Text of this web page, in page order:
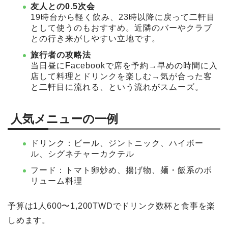
友人との0.5次会
19時台から軽く飲み、23時以降に戻って二軒目
として使うのもおすすめ。近隣のバーやクラブ
との行き来がしやすい立地です。
旅行者の攻略法
当日昼にFacebookで席を予約→早めの時間に入
店して料理とドリンクを楽しむ→気が合った客
と二軒目に流れる、という流れがスムーズ。
人気メニューの一例
ドリンク：ビール、ジントニック、ハイボー
ル、シグネチャーカクテル
フード：トマト卵炒め、揚げ物、麺・飯系のボ
リューム料理
予算は1人600〜1,200TWDでドリンク数杯と食事を楽
しめます。